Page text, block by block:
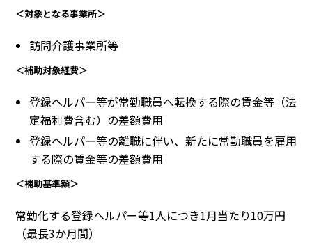
＜対象となる事業所＞
訪問介護事業所等
＜補助対象経費＞
登録ヘルパー等が常勤職員へ転換する際の賃金等（法
定福利費含む）の差額費用
登録ヘルパー等の離職に伴い、新たに常勤職員を雇用
する際の賃金等の差額費用
＜補助基準額＞
常勤化する登録ヘルパー等1人につき1月当たり10万円
（最長3か月間）